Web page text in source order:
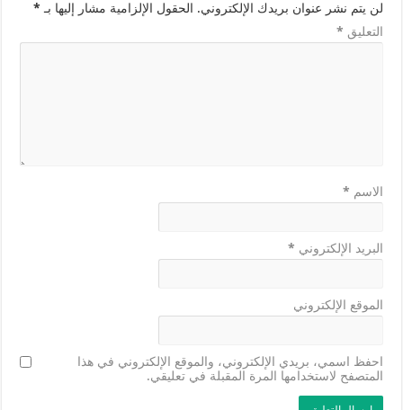
لن يتم نشر عنوان بريدك الإلكتروني. الحقول الإلزامية مشار إليها بـ *
التعليق *
الاسم *
البريد الإلكتروني *
الموقع الإلكتروني
احفظ اسمي، بريدي الإلكتروني، والموقع الإلكتروني في هذا
المتصفح لاستخدامها المرة المقبلة في تعليقي.